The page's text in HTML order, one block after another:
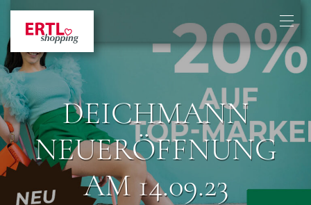
DEICHMANN
NEUERÖFFNUNG
AM 14.09.23